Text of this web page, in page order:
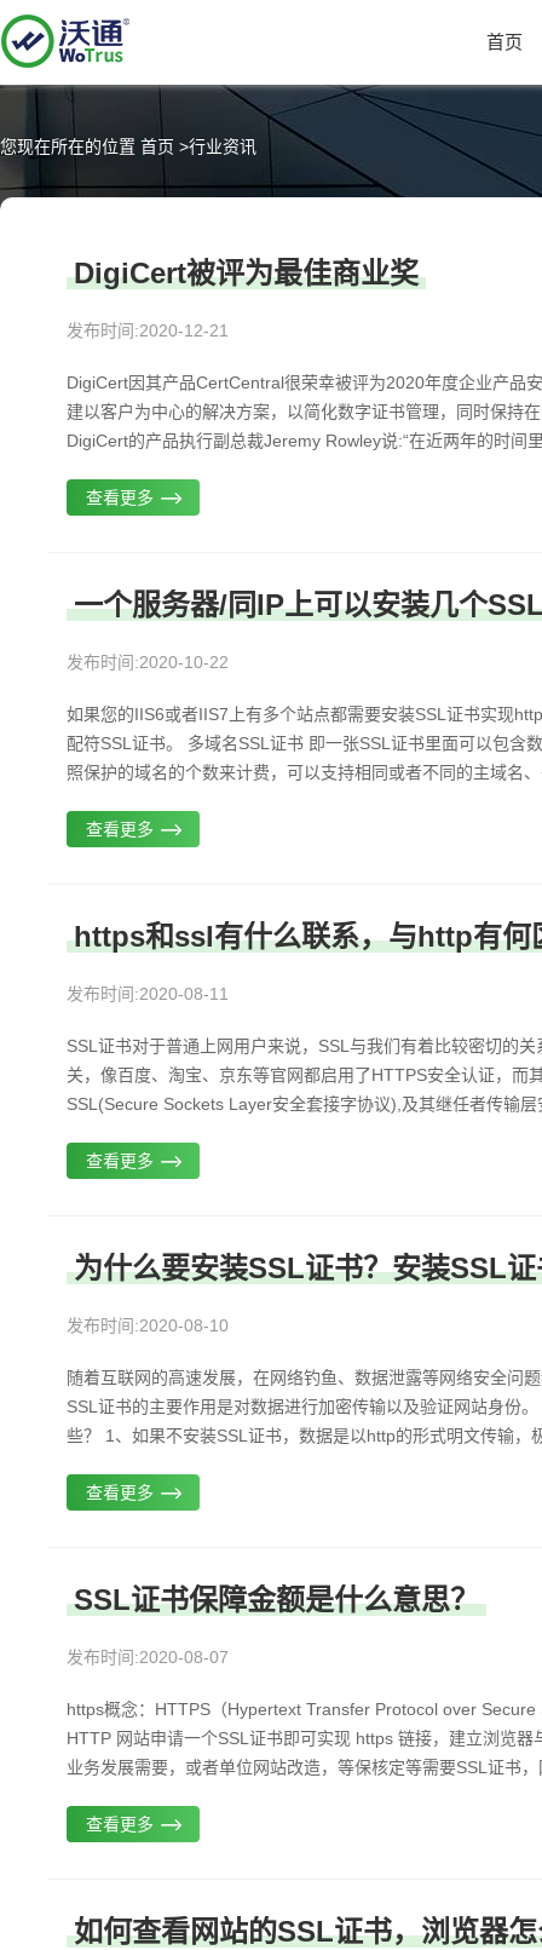
首页
您现在所在的位置 首页 >行业资讯
DigiCert被评为最佳商业奖
发布时间:2020-12-21
DigiCert因其产品CertCentral很荣幸被评为2020年度企业产品
建以客户为中心的解决方案，以简化数字证书管理，同时保持
DigiCert的产品执行副总裁Jeremy Rowley说:“在近两年的时间
查看更多
一个服务器/同IP上可以安装几个
发布时间:2020-10-22
如果您的IIS6或者IIS7上有多个站点都需要安装SSL证书实现
配符SSL证书。 多域名SSL证书 即一张SSL证书里面可以包含
照保护的域名的个数来计费，可以支持相同或者不同的主域名
查看更多
https和ssl有什么联系，与http有何
发布时间:2020-08-11
SSL证书对于普通上网用户来说，SSL与我们有着比较密切的
关，像百度、淘宝、京东等官网都启用了HTTPS安全认证，而
SSL(Secure Sockets Layer安全套接字协议),及其继任者传输
查看更多
为什么要安装SSL证书？安装SSL
发布时间:2020-08-10
随着互联网的高速发展，在网络钓鱼、数据泄露等网络安全问
SSL证书的主要作用是对数据进行加密传输以及验证网站身份
些？ 1、如果不安装SSL证书，数据是以http的形式明文传输，
查看更多
SSL证书保障金额是什么意思？
发布时间:2020-08-07
https概念：HTTPS（Hypertext Transfer Protocol over
HTTP 网站申请一个SSL证书即可实现 https 链接，建立浏览
业务发展需要，或者单位网站改造，等保核定等需要SSL证书
查看更多
如何查看网站的SSL证书，浏览器